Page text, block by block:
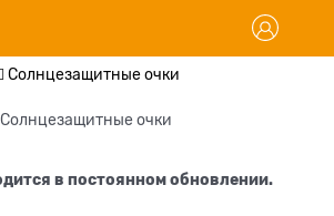
Солнцезащитные очки
Солнцезащитные очки
в постоянном обновлении.